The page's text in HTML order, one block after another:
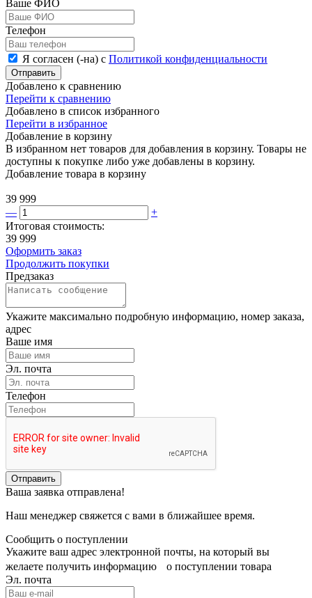
Ваше ФИО
Телефон
Я согласен (-на) с Политикой конфиденциальности
Отправить
Добавлено к сравнению
Перейти к сравнению
Добавлено в список избранного
Перейти в избранное
Добавление в корзину
В избранном нет товаров для добавления в корзину. Товары не
доступны к покупке либо уже добавлены в корзину.
Добавление товара в корзину
39 999
—
+
Итоговая стоимость:
39 999
Оформить заказ
Продолжить покупки
Предзаказ
Укажите максимально подробную информацию, номер заказа,
адрес
Ваше имя
Эл. почта
Телефон
Отправить
Ваша заявка отправлена!
Наш менеджер свяжется с вами в ближайшее время.
Сообщить о поступлении
Укажите ваш адрес электронной почты, на который вы
желаете получить информацию о поступлении товара
Эл. почта